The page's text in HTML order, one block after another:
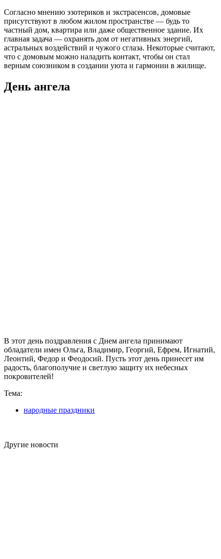
Согласно мнению эзотериков и экстрасенсов, домовые
присутствуют в любом жилом пространстве — будь то
частный дом, квартира или даже общественное здание. Их
главная задача — охранять дом от негативных энергий,
астральных воздействий и чужого сглаза. Некоторые считают,
что с домовым можно наладить контакт, чтобы он стал
верным союзником в создании уюта и гармонии в жилище.
День ангела
В этот день поздравления с Днем ангела принимают
обладатели имен Ольга, Владимир, Георгий, Ефрем, Игнатий,
Леонтий, Федор и Феодосий. Пусть этот день принесет им
радость, благополучие и светлую защиту их небесных
покровителей!
Тема:
народные праздники
Другие новости